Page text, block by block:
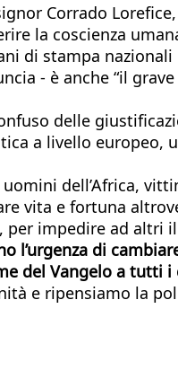
Corrado
la coscienza
di stampa
- è anche “il
delle
a livello
dell’Africa,
vita e fortuna
impedire ad altri
l’urgenza di
del Vangelo a
e ripensiamo la